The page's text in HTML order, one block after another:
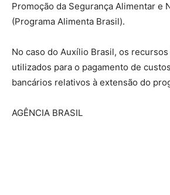
Promoção da Segurança Alimentar e
(Programa Alimenta Brasil).
No caso do Auxílio Brasil, os
utilizados para o pagamento de
bancários relativos à extensão do
AGÊNCIA BRASIL